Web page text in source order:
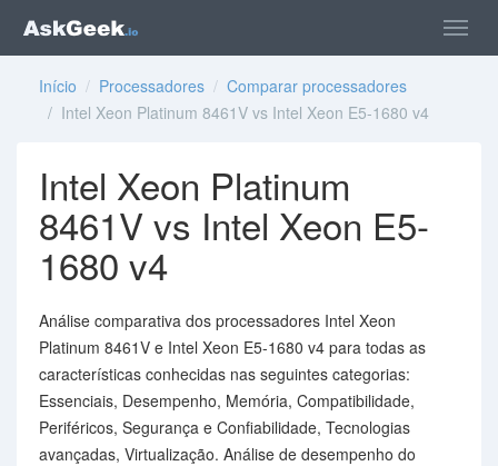
Início / Processadores / Comparar processadores
/ Intel Xeon Platinum 8461V vs Intel Xeon E5-1680 v4
Intel Xeon Platinum
8461V vs Intel Xeon E5-
1680 v4
Análise comparativa dos processadores Intel Xeon
Platinum 8461V e Intel Xeon E5-1680 v4 para todas as
características conhecidas nas seguintes categorias:
Essenciais, Desempenho, Memória, Compatibilidade,
Periféricos, Segurança e Confiabilidade, Tecnologias
avançadas, Virtualização. Análise de desempenho do